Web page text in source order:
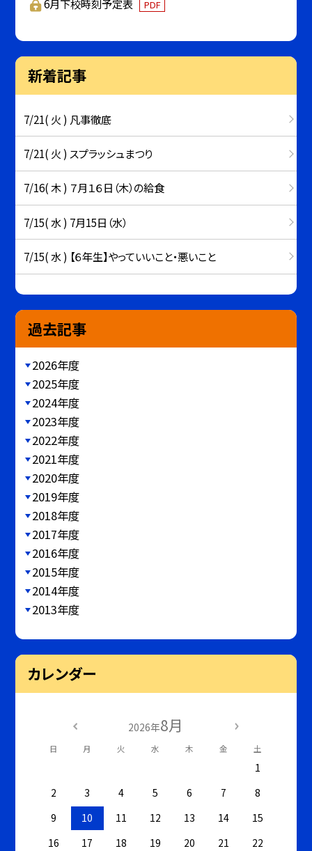
6月下校時刻予定表 PDF
新着記事
7/21( 火 ) 凡事徹底
7/21( 火 ) スプラッシュまつり
7/16( 木 ) ７月１６日（木）の給食
7/15( 水 ) 7月15日（水）
7/15( 水 ) 【６年生】やっていいこと・悪いこと
過去記事
2026年度
2025年度
2024年度
2023年度
2022年度
2021年度
2020年度
2019年度
2018年度
2017年度
2016年度
2015年度
2014年度
2013年度
カレンダー
2026年8月
日 月 火 水 木 金 土
1
2
3 4 5 6 7
8
9
10 11 12 13 14
15
16
17 18 19 20 21
22